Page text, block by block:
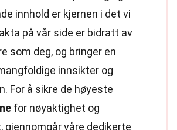
innhold er kjernen i det vi
på vår side er bidratt av
som deg, og bringer en
innsikter og
For å sikre de høyeste
for nøyaktighet og
gjennomgår våre dedikerte